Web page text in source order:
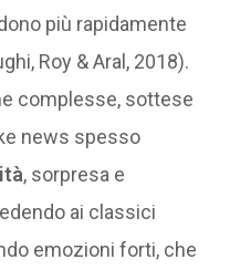
più rapidamente
Roy & Aral, 2018).
complesse, sottese
news spesso
, sorpresa e
ai classici
emozioni forti, che